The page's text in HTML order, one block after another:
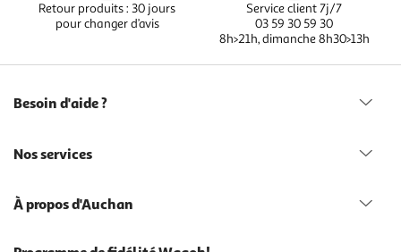
Retour produits : 30 jours
pour changer d’avis
Service client 7j/7
03 59 30 59 30
8h>21h, dimanche 8h30>13h
Besoin d'aide ?
Nos services
À propos d'Auchan